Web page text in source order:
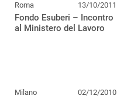
Roma 13/10/2011
Fondo Esuberi – Incontro
al Ministero del Lavoro
Milano 02/12/2010